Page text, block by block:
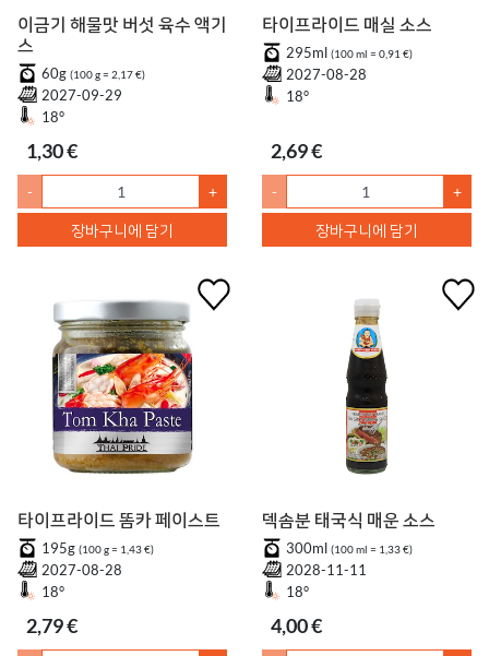
이금기 해물맛 버섯 육수 액기
스
60g (100 g = 2,17 €)
2027-09-29
18°
1,30 €
- +
장바구니에 담기
타이프라이드 매실 소스
295ml (100 ml = 0,91 €)
2027-08-28
18°
2,69 €
- +
장바구니에 담기
타이프라이드 똠카 페이스트
195g (100 g = 1,43 €)
2027-08-28
18°
2,79 €
덱솜분 태국식 매운 소스
300ml (100 ml = 1,33 €)
2028-11-11
18°
4,00 €